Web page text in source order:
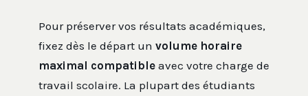
Pour préserver vos résultats académiques,
fixez dès le départ un volume horaire
maximal compatible avec votre charge de
travail scolaire. La plupart des étudiants